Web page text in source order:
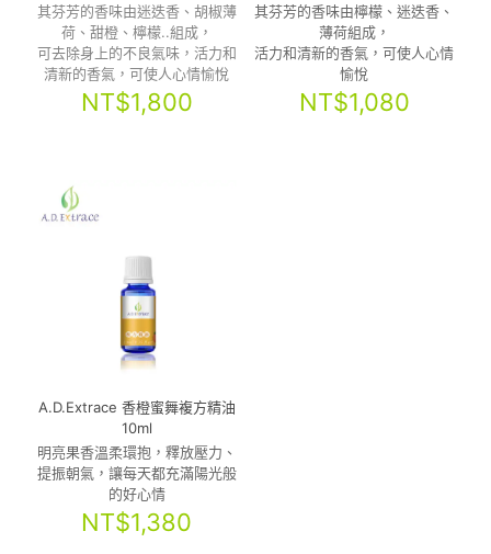
其芬芳的香味由迷迭香、胡椒薄
荷、甜橙、檸檬..組成，
可去除身上的不良氣味，活力和
清新的香氣，可使人心情愉悅
NT$1,800
其芬芳的香味由檸檬、迷迭香、
薄荷組成，
活力和清新的香氣，可使人心情
愉悅
NT$1,080
A.D.Extrace 香橙蜜舞複方精油
10ml
明亮果香溫柔環抱，釋放壓力、
提振朝氣，讓每天都充滿陽光般
的好心情
NT$1,380